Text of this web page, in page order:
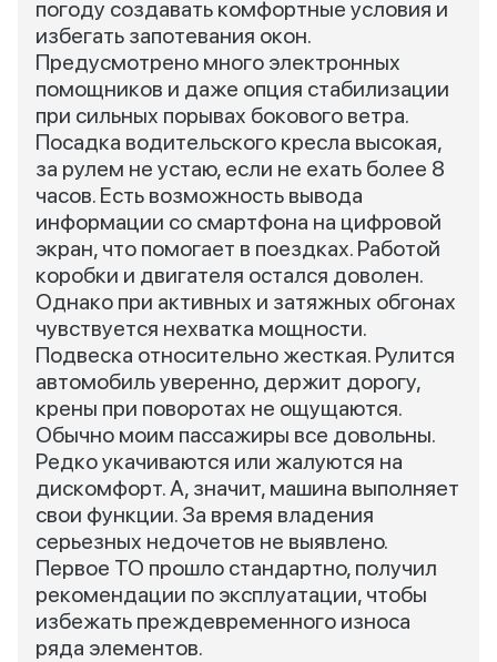
погоду создавать комфортные условия и
избегать запотевания окон.
Предусмотрено много электронных
помощников и даже опция стабилизации
при сильных порывах бокового ветра.
Посадка водительского кресла высокая,
за рулем не устаю, если не ехать более 8
часов. Есть возможность вывода
информации со смартфона на цифровой
экран, что помогает в поездках. Работой
коробки и двигателя остался доволен.
Однако при активных и затяжных обгонах
чувствуется нехватка мощности.
Подвеска относительно жесткая. Рулится
автомобиль уверенно, держит дорогу,
крены при поворотах не ощущаются.
Обычно моим пассажиры все довольны.
Редко укачиваются или жалуются на
дискомфорт. А, значит, машина выполняет
свои функции. За время владения
серьезных недочетов не выявлено.
Первое ТО прошло стандартно, получил
рекомендации по эксплуатации, чтобы
избежать преждевременного износа
ряда элементов.